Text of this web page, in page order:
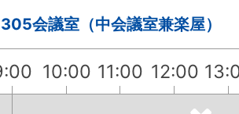
会議室（中会議室兼楽屋）
10:00 11:00 12:00